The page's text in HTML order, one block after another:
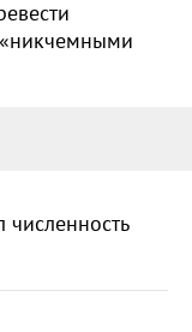
численность